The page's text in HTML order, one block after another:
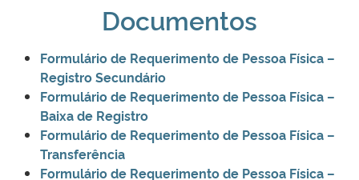
Documentos
Formulário de Requerimento de Pessoa Física –
Registro Secundário
Formulário de Requerimento de Pessoa Física –
Baixa de Registro
Formulário de Requerimento de Pessoa Física –
Transferência
Formulário de Requerimento de Pessoa Física –